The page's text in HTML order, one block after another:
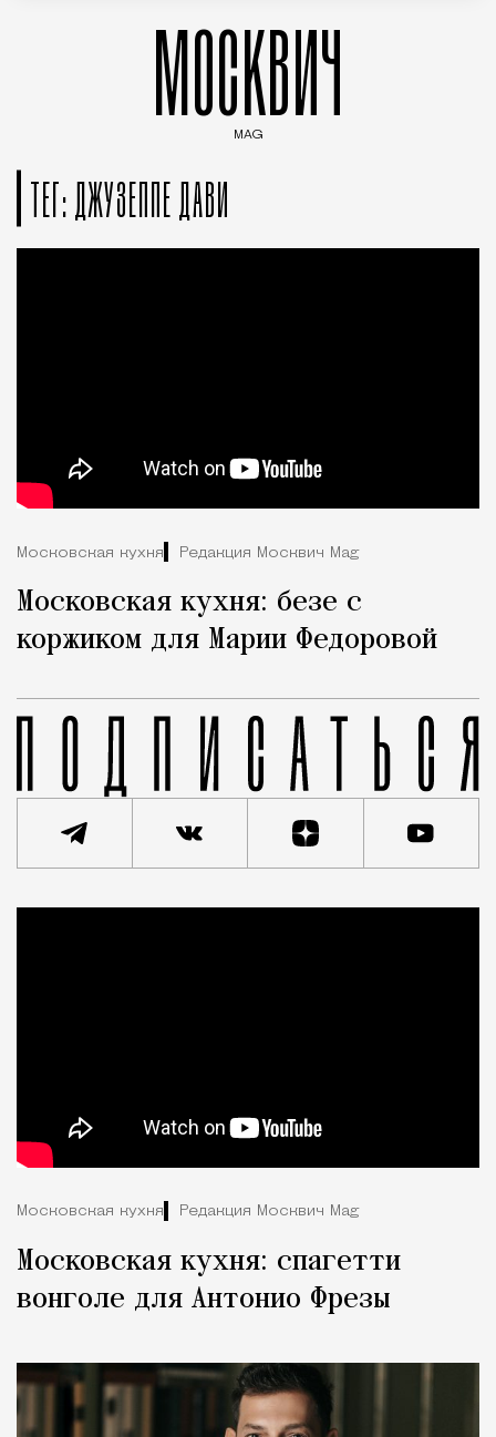
МОСКВИЧ
MAG
ТЕГ: ДЖУЗЕППЕ ДАВИ
Московская кухня Редакция Москвич Mag
Московская кухня: безе с
коржиком для Марии Федоровой
Московская кухня Редакция Москвич Mag
Московская кухня: спагетти
вонголе для Антонио Фрезы